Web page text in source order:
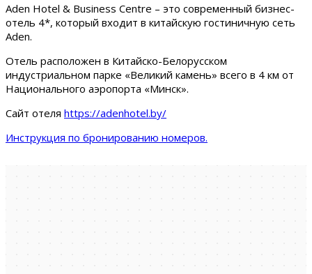
Aden Hotel & Business Centre – это современный бизнес-
отель 4*, который входит в китайскую гостиничную сеть
Aden.
Отель расположен в Китайско-Белорусском
индустриальном парке «Великий камень» всего в 4 км от
Национального аэропорта «Минск».
Сайт отеля https://adenhotel.by/
Инструкция по бронированию номеров.